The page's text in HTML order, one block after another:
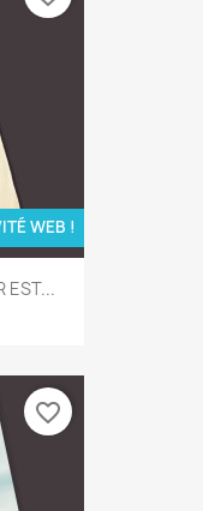
EST...
WEB !
favorite_border